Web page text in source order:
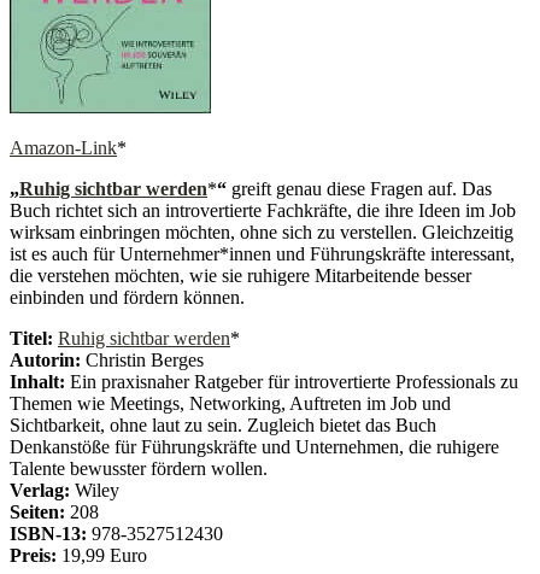
Amazon-Link*
„Ruhig sichtbar werden*“ greift genau diese Fragen auf. Das
Buch richtet sich an introvertierte Fachkräfte, die ihre Ideen im Job
wirksam einbringen möchten, ohne sich zu verstellen. Gleichzeitig
ist es auch für Unternehmer*innen und Führungskräfte interessant,
die verstehen möchten, wie sie ruhigere Mitarbeitende besser
einbinden und fördern können.
Titel: Ruhig sichtbar werden*
Autorin: Christin Berges
Inhalt: Ein praxisnaher Ratgeber für introvertierte Professionals zu
Themen wie Meetings, Networking, Auftreten im Job und
Sichtbarkeit, ohne laut zu sein. Zugleich bietet das Buch
Denkanstöße für Führungskräfte und Unternehmen, die ruhigere
Talente bewusster fördern wollen.
Verlag: Wiley
Seiten: 208
ISBN-13: 978-3527512430
Preis: 19,99 Euro